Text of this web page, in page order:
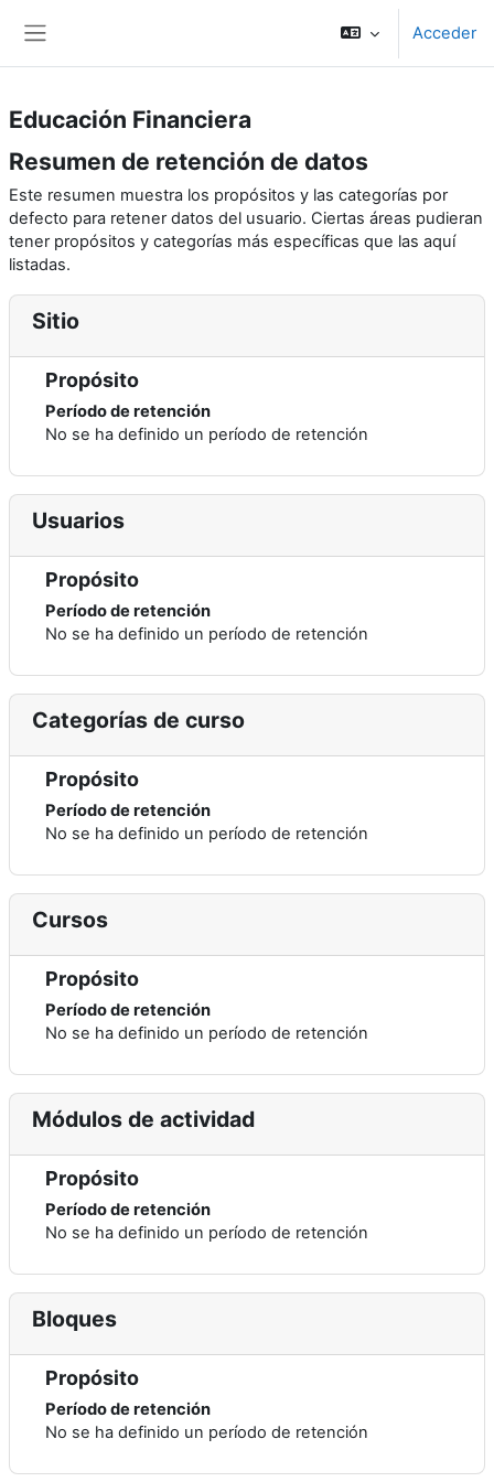
Acceder
Educación Financiera
Resumen de retención de datos
Este resumen muestra los propósitos y las categorías por
defecto para retener datos del usuario. Ciertas áreas pudieran
tener propósitos y categorías más específicas que las aquí
listadas.
Sitio
Propósito
Período de retención
No se ha definido un período de retención
Usuarios
Propósito
Período de retención
No se ha definido un período de retención
Categorías de curso
Propósito
Período de retención
No se ha definido un período de retención
Cursos
Propósito
Período de retención
No se ha definido un período de retención
Módulos de actividad
Propósito
Período de retención
No se ha definido un período de retención
Bloques
Propósito
Período de retención
No se ha definido un período de retención